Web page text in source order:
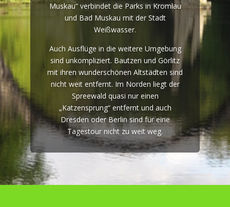
Muskau“ verbindet die Parks in Kromlau
und Bad Muskau mit der Stadt
Weißwasser.
Auch Ausflüge in die weitere Umgebung
sind unkompliziert. Bautzen und Görlitz
mit ihren wunderschönen Altstädten sind
nicht weit entfernt. Im Norden liegt der
Spreewald quasi nur einen
„Katzensprung“ entfernt und auch
Dresden oder Berlin sind für eine
Tagestour nicht zu weit weg.